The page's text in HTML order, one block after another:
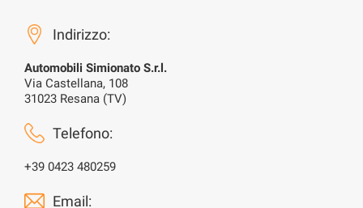
Indirizzo:
Automobili Simionato S.r.l.
Via Castellana, 108
31023 Resana (TV)
Telefono:
+39 0423 480259
Email: